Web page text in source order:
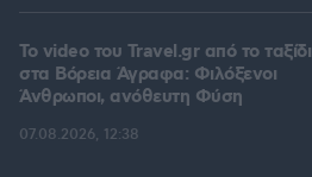
To video του Travel.gr από το ταξίδι
στα Βόρεια Άγραφα: Φιλόξενοι
Άνθρωποι, ανόθευτη Φύση
07.08.2026, 12:38